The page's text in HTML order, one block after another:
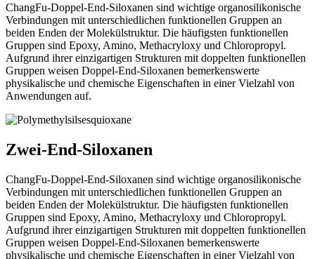
ChangFu-Doppel-End-Siloxanen sind wichtige organosilikonische
Verbindungen mit unterschiedlichen funktionellen Gruppen an
beiden Enden der Molekülstruktur. Die häufigsten funktionellen
Gruppen sind Epoxy, Amino, Methacryloxy und Chloropropyl.
Aufgrund ihrer einzigartigen Strukturen mit doppelten funktionellen
Gruppen weisen Doppel-End-Siloxanen bemerkenswerte
physikalische und chemische Eigenschaften in einer Vielzahl von
Anwendungen auf.
Zwei-End-Siloxanen
ChangFu-Doppel-End-Siloxanen sind wichtige organosilikonische
Verbindungen mit unterschiedlichen funktionellen Gruppen an
beiden Enden der Molekülstruktur. Die häufigsten funktionellen
Gruppen sind Epoxy, Amino, Methacryloxy und Chloropropyl.
Aufgrund ihrer einzigartigen Strukturen mit doppelten funktionellen
Gruppen weisen Doppel-End-Siloxanen bemerkenswerte
physikalische und chemische Eigenschaften in einer Vielzahl von